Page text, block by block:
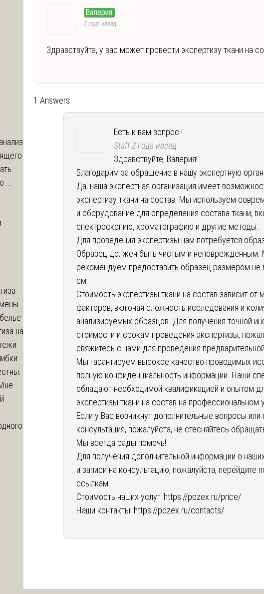
Валерия
2 года назад
Здравствуйте, у вас может провести экспертизу ткани на
1 Answers
Есть к вам вопрос !
Staff2 года назад
Здравствуйте, Валерия!
Благодарим за обращение в нашу экспертную
Да, наша экспертная организация имеет
экспертизу ткани на состав. Мы используем
и оборудование для определения состава ткани,
спектроскопию, хроматографию и другие методы.
Для проведения экспертизы нам потребуется
Образец должен быть чистым и
рекомендуем предоставить образец размером не
см.
Стоимость экспертизы ткани на состав зависит от
факторов, включая сложность исследования и
анализируемых образцов. Для получения точной
стоимости и срокам проведения экспертизы,
свяжитесь с нами для проведения
Мы гарантируем высокое качество проводимых
полную конфиденциальность информации. Наши
обладают необходимой квалификацией и опытом
экспертизы ткани на состав на профессиональном
Если у Вас возникнут дополнительные вопросы или
консультация, пожалуйста, не стесняйтесь
Мы всегда рады помочь!
Для получения дополнительной информации о
и записи на консультацию, пожалуйста,
ссылкам:
Стоимость наших услуг: https://pozex.ru/price/
Наши контакты: https://pozex.ru/contacts/
на